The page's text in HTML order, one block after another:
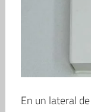
En un lateral